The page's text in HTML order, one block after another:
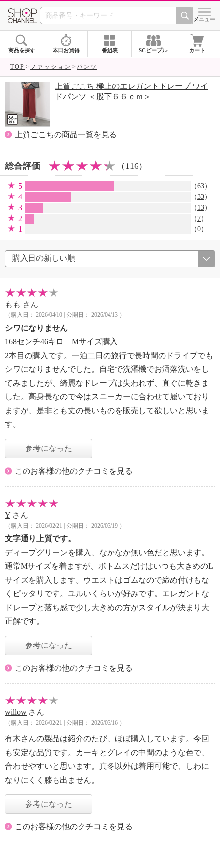
SHOP CHANNEL シメニュー
商品を探す 本日お買得 番組表 SCピープル カート
TOP ファッション パンツ
上質ごこち 極上のエレガントドレープ ワイ
ドパンツ ＜股下６６ｃｍ＞
上質ごこちの商品一覧を見る
総合評価 （116）
5 （63）
4 （33）
3 （ 13）
2 （ 7）
1 （0）
もも さん
（購入日： 2026/04/10 | 公開日： 2026/04/13 ）
シワになりません
168センチ46キロ Mサイズ購入
2本目の購入です。一泊二日の旅行で長時間のドライブでも
シワになりませんでした。自宅で洗濯機でお洒落洗いをし
てみましたが、綺麗なドレープは失われず、直ぐに乾きま
した。高身長なので今はスニーカーに合わせて履いており
ますが、是非とも丈の長いものを販売して欲しいと思いま
す。
参考になった
このお客様の他のクチコミを見る
Y さん
（購入日： 2026/02/21 | 公開日： 2026/03/19 ）
文字通り上質です。
ディープグリーンを購入、なかなか無い色だと思います。
通常Mサイズを着ますが、ボトムスだけはいつも大きめのL
サイズを購入します。ウエストはゴムなので締め付けもな
くピッタリです。ユルいくらいが好みです。エレガントな
ドレープと落ち感で少し大きめの方がスタイルが決まり大
正解です。
参考になった
このお客様の他のクチコミを見る
willow さん
（購入日： 2026/02/21 | 公開日： 2026/03/16 ）
有木さんの製品は紹介のたび、ほぼ購入しています。今回
も安定な品質です。カーキとグレイの中間のような色で、
合わせやすいと思います。真冬以外は着用可能で、しわに
なりにくく膝も出ません。
参考になった
このお客様の他のクチコミを見る